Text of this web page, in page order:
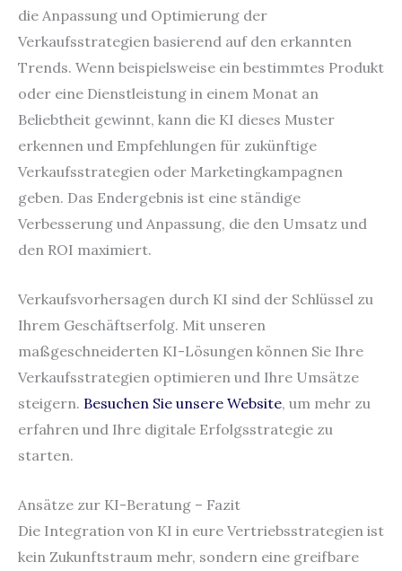
die Anpassung und Optimierung der
Verkaufsstrategien basierend auf den erkannten
Trends. Wenn beispielsweise ein bestimmtes Produkt
oder eine Dienstleistung in einem Monat an
Beliebtheit gewinnt, kann die KI dieses Muster
erkennen und Empfehlungen für zukünftige
Verkaufsstrategien oder Marketingkampagnen
geben. Das Endergebnis ist eine ständige
Verbesserung und Anpassung, die den Umsatz und
den ROI maximiert.
Verkaufsvorhersagen durch KI sind der Schlüssel zu
Ihrem Geschäftserfolg. Mit unseren
maßgeschneiderten KI-Lösungen können Sie Ihre
Verkaufsstrategien optimieren und Ihre Umsätze
steigern. Besuchen Sie unsere Website, um mehr zu
erfahren und Ihre digitale Erfolgsstrategie zu
starten.
Ansätze zur KI-Beratung – Fazit
Die Integration von KI in eure Vertriebsstrategien ist
kein Zukunftstraum mehr, sondern eine greifbare